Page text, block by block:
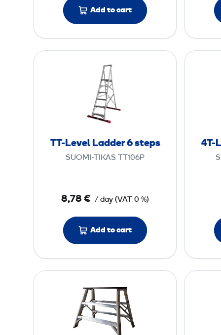
k
P
l
a
t
f
o
r
m
Add to cart
T
-
L
e
v
e
d
e
r
6
s
p
s
TT-Level Ladder 6 steps
SUOMI-TIKAS TT106P
8,78 € / day (VAT 0 %)
Add to cart
4T-
a
f
e